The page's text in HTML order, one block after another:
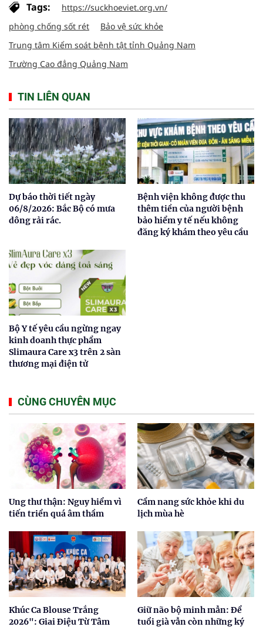
Tags:
https://suckhoeviet.org.vn/
phòng chống sốt rét
Bảo vệ sức khỏe
Trung tâm Kiểm soát bệnh tật tỉnh Quảng Nam
Trường Cao đẳng Quảng Nam
TIN LIÊN QUAN
Dự báo thời tiết ngày
06/8/2026: Bắc Bộ có mưa
dông rải rác.
Bệnh viện không được thu
thêm tiền của người bệnh
bảo hiểm y tế nếu không
đăng ký khám theo yêu cầu
Bộ Y tế yêu cầu ngừng ngay
kinh doanh thực phẩm
Slimaura Care x3 trên 2 sàn
thương mại điện tử
CÙNG CHUYÊN MỤC
Ung thư thận: Nguy hiểm vì
tiến triển quá âm thầm
Cẩm nang sức khỏe khi du
lịch mùa hè
Khúc Ca Blouse Trắng
2026": Giai Điệu Từ Tâm
Giữ não bộ minh mẫn: Để
tuổi già vẫn còn những ký